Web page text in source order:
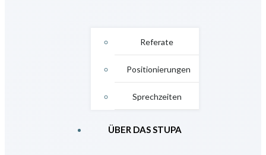
Referate
Positionierungen
Sprechzeiten
ÜBER DAS STUPA